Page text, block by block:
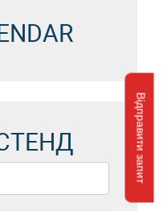
Відправити запит